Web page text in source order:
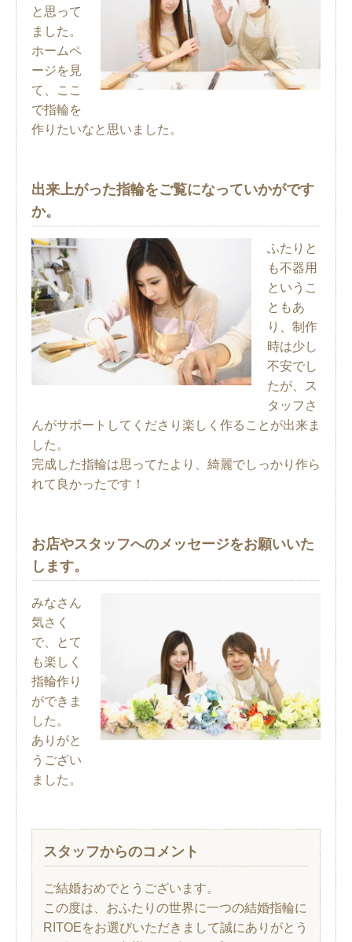
と思って
ました。
ホームペ
ージを見
て、ここ
で指輪を
作りたいなと思いました。
出来上がった指輪をご覧になっていかがです
か。
ふたりと
も不器用
というこ
ともあ
り、制作
時は少し
不安でし
たが、ス
タッフさ
んがサポートしてくださり楽しく作ることが出来ま
した。
完成した指輪は思ってたより、綺麗でしっかり作ら
れて良かったです！
お店やスタッフへのメッセージをお願いいた
します。
みなさん
気さく
で、とて
も楽しく
指輪作り
ができま
した。
ありがと
うござい
ました。
スタッフからのコメント
ご結婚おめでとうございます。
この度は、おふたりの世界に一つの結婚指輪に
RITOEをお選びいただきまして誠にありがとう